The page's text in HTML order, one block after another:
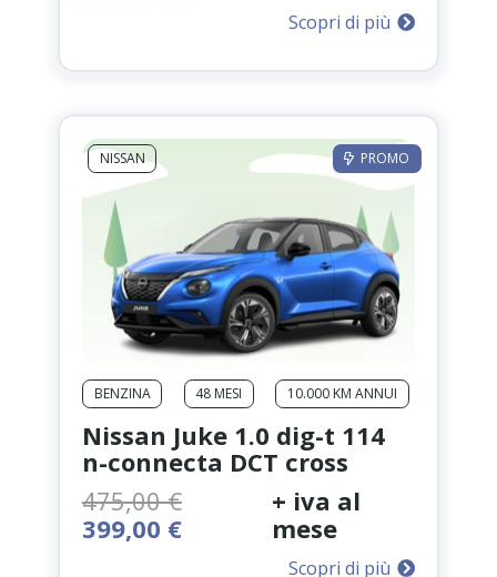
era:
è:
Scopri di più
NISSAN PROMO
BENZINA 48 MESI 10.000 KM ANNUI
Nissan Juke 1.0 dig-t 114
n-connecta DCT cross
475,00€
Il
399,00 €Il
+ iva al
mese
Scopri di più